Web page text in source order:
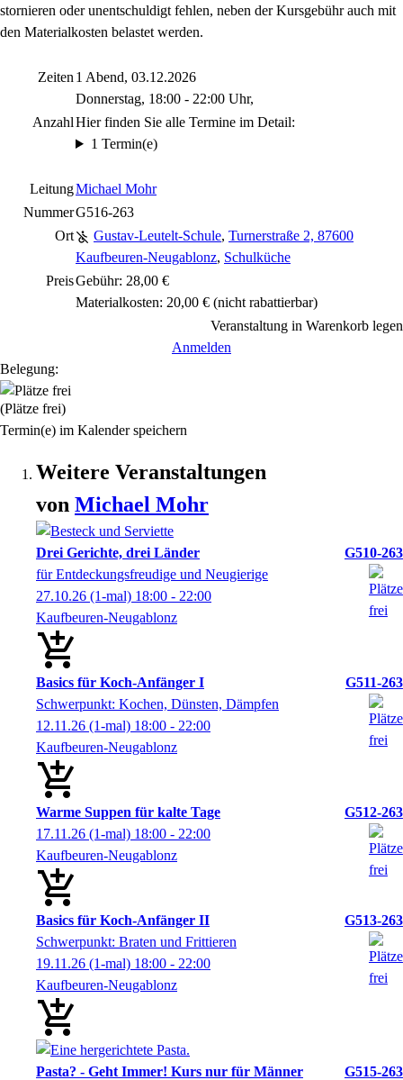
stornieren oder unentschuldigt fehlen, neben der Kursgebühr auch mit
den Materialkosten belastet werden.
Zeiten 1 Abend, 03.12.2026
Donnerstag, 18:00 - 22:00 Uhr,
AnzahlHier finden Sie alle Termine im Detail:
1 Termin(e)
LeitungMichael Mohr
NummerG516-263
Ort
Gustav-Leutelt-Schule, Turnerstraße 2, 87600
Kaufbeuren-Neugablonz, Schulküche
PreisGebühr: 28,00 €
Materialkosten: 20,00 € (nicht rabattierbar)
Veranstaltung in Warenkorb legen
Anmelden
Belegung:
(Plätze frei)
Termin(e) im Kalender speichern
Weitere Veranstaltungen
von Michael Mohr
Drei Gerichte, drei Länder
G510-263
für Entdeckungsfreudige und Neugierige
27.10.26 (1-mal) 18:00 - 22:00
Kaufbeuren-Neugablonz
Basics für Koch-Anfänger I
G511-263
Schwerpunkt: Kochen, Dünsten, Dämpfen
12.11.26 (1-mal) 18:00 - 22:00
Kaufbeuren-Neugablonz
Warme Suppen für kalte Tage
G512-263
17.11.26 (1-mal) 18:00 - 22:00
Kaufbeuren-Neugablonz
Basics für Koch-Anfänger II
G513-263
Schwerpunkt: Braten und Frittieren
19.11.26 (1-mal) 18:00 - 22:00
Kaufbeuren-Neugablonz
Pasta? - Geht Immer! Kurs nur für Männer
G515-263